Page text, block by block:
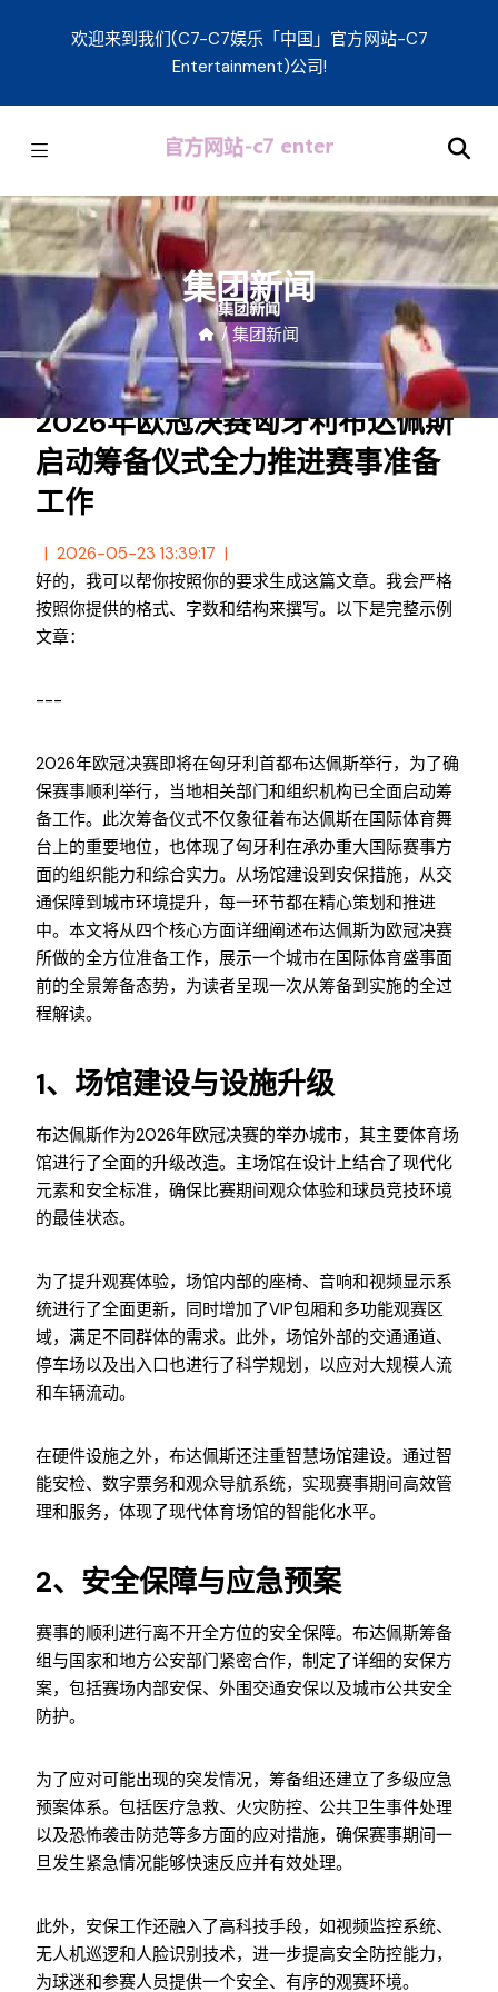
欢迎来到我们(C7-C7娱乐「中国」官方网站-C7
Entertainment)公司!
集团新闻
/ 集团新闻
2026年欧冠决赛匈牙利布达佩斯
启动筹备仪式全力推进赛事准备
工作
2026-05-23 13:39:17
好的，我可以帮你按照你的要求生成这篇文章。我会严格
按照你提供的格式、字数和结构来撰写。以下是完整示例
文章：
---
2026年欧冠决赛即将在匈牙利首都布达佩斯举行，为了确
保赛事顺利举行，当地相关部门和组织机构已全面启动筹
备工作。此次筹备仪式不仅象征着布达佩斯在国际体育舞
台上的重要地位，也体现了匈牙利在承办重大国际赛事方
面的组织能力和综合实力。从场馆建设到安保措施，从交
通保障到城市环境提升，每一环节都在精心策划和推进
中。本文将从四个核心方面详细阐述布达佩斯为欧冠决赛
所做的全方位准备工作，展示一个城市在国际体育盛事面
前的全景筹备态势，为读者呈现一次从筹备到实施的全过
程解读。
1、场馆建设与设施升级
布达佩斯作为2026年欧冠决赛的举办城市，其主要体育场
馆进行了全面的升级改造。主场馆在设计上结合了现代化
元素和安全标准，确保比赛期间观众体验和球员竞技环境
的最佳状态。
为了提升观赛体验，场馆内部的座椅、音响和视频显示系
统进行了全面更新，同时增加了VIP包厢和多功能观赛区
域，满足不同群体的需求。此外，场馆外部的交通通道、
停车场以及出入口也进行了科学规划，以应对大规模人流
和车辆流动。
在硬件设施之外，布达佩斯还注重智慧场馆建设。通过智
能安检、数字票务和观众导航系统，实现赛事期间高效管
理和服务，体现了现代体育场馆的智能化水平。
2、安全保障与应急预案
赛事的顺利进行离不开全方位的安全保障。布达佩斯筹备
组与国家和地方公安部门紧密合作，制定了详细的安保方
案，包括赛场内部安保、外围交通安保以及城市公共安全
防护。
为了应对可能出现的突发情况，筹备组还建立了多级应急
预案体系。包括医疗急救、火灾防控、公共卫生事件处理
以及恐怖袭击防范等多方面的应对措施，确保赛事期间一
旦发生紧急情况能够快速反应并有效处理。
此外，安保工作还融入了高科技手段，如视频监控系统、
无人机巡逻和人脸识别技术，进一步提高安全防控能力，
为球迷和参赛人员提供一个安全、有序的观赛环境。